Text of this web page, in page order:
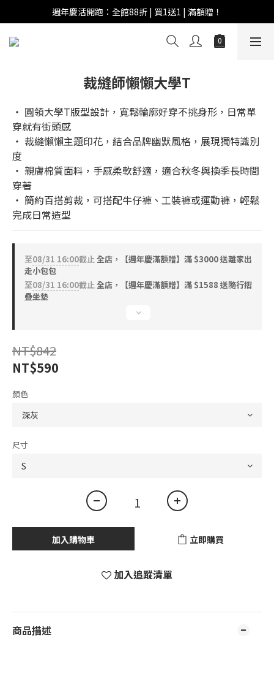
週年慶活開跑：全館88折 | 買1送1 | 滿額贈！
週年慶活開跑：全館88折 | 買1送1 | 滿額贈！
全館滿 $999 即享免運費！
裁縫師懶懶大學T
‧ 圓領大學T版型設計，寬鬆輪廓好穿不挑身形，日常單
穿就有街頭感
‧ 裁縫懶懶主題印花，結合品牌幽默風格，展現獨特識別
度
‧ 親膚棉質面料，手感柔軟舒適，適合秋冬與換季長時間
穿著
‧ 簡約百搭剪裁，可搭配牛仔褲、工裝褲或運動褲，輕鬆
完成日常造型
至08/31 16:00截止全店，【週年慶滿額贈】滿 $3000 送離家出
走小包包
至08/31 16:00截止全店，【週年慶滿額贈】滿 $1588 送隨行摺
疊坐墊
NT$842
NT$590
顏色
尺寸
加入購物車 立即購買
加入追蹤清單
商品描述